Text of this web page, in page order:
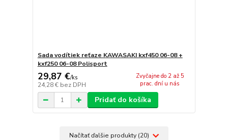
Sada vodítiek reťaze KAWASAKI kxf450 06-08 +
kxf250 06-08 Polisport
29,87 €/ks
24,28 € bez DPH
Zvyčajne do 2 až 5
prac. dní u nás
Pridať do košíka
Načítať ďalšie produkty (20)